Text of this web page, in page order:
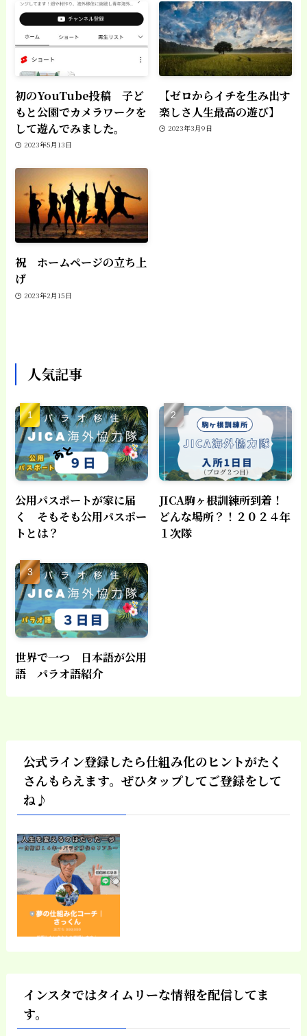
初のYouTube投稿 子ど
もと公園でカメラワークを
して遊んでみました。
2023年5月13日
【ゼロからイチを生み出す
楽しさ人生最高の遊び】
2023年3月9日
祝 ホームページの立ち上
げ
2023年2月15日
人気記事
公用パスポートが家に届
く そもそも公用パスポー
トとは？
JICA駒ヶ根訓練所到着！
どんな場所？！２０２４年
１次隊
世界で一つ 日本語が公用
語 パラオ語紹介
公式ライン登録したら仕組み化のヒントがたく
さんもらえます。ぜひタップしてご登録をして
ね♪
インスタではタイムリーな情報を配信してま
す。